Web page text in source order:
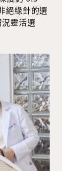
絕緣針的選
靈活選